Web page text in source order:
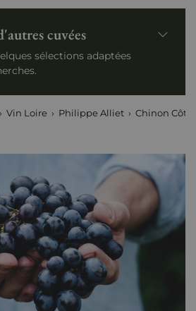
cuvées
sélections adaptées
Vin Loire Philippe Alliet Chinon